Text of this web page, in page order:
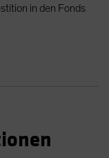
in den Fonds